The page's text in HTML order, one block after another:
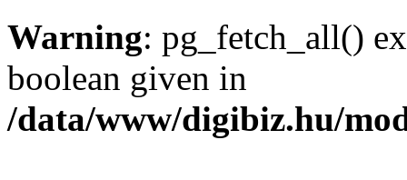
Warning: pg_fetch_all()
boolean given in
/data/www/digibiz.hu/